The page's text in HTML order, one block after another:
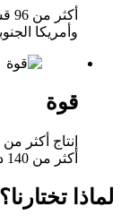
وأمريكا
قوة
أكثر من 140 دولة ومنطقة.
لماذا تختارنا؟